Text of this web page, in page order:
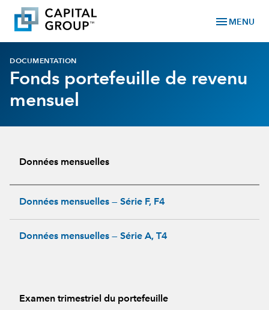
menu MENU
DOCUMENTATION
Fonds portefeuille de revenu
mensuel
Données mensuelles
Données mensuelles — Série F, F4
Données mensuelles — Série A, T4
Examen trimestriel du portefeuille